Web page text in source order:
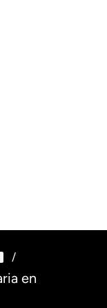
/
en